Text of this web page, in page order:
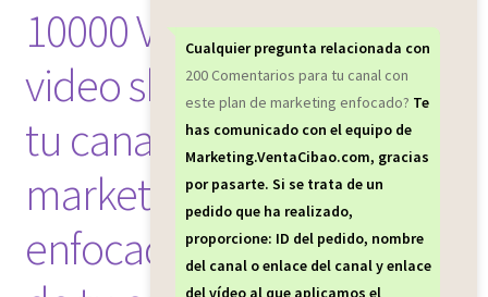
10000 Visitas para los
video shorts (cortos) para
tu canal con este plan de
marketing que está
enfocado en el progreso
Cualquier pregunta relacionada con
200 Comentarios para tu canal con
este plan de marketing enfocado? Te
has comunicado con el equipo de
Marketing.VentaCibao.com, gracias
por pasarte. Si se trata de un
pedido que ha realizado,
proporcione: ID del pedido, nombre
del canal o enlace del canal y enlace
del vídeo al que aplicamos el